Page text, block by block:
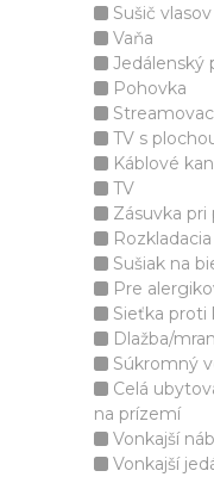
Sušič vlasov
Vaňa
Jedálenský
Pohovka
TV s
Káblové
TV
Zásuvka pri
Sušiak na
Pre
Sieťka proti
Dlažba/
Súkromný
Celá
na prízemí
Vonkajší
Vonkajší